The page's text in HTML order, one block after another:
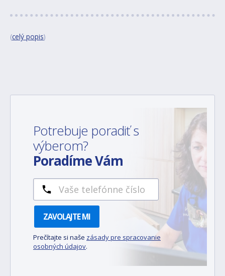
(celý popis)
Potrebuje poradiť s
výberom?
Poradíme Vám
ZAVOLAJTE MI
Prečítajte si naše zásady pre spracovanie
osobných údajov.